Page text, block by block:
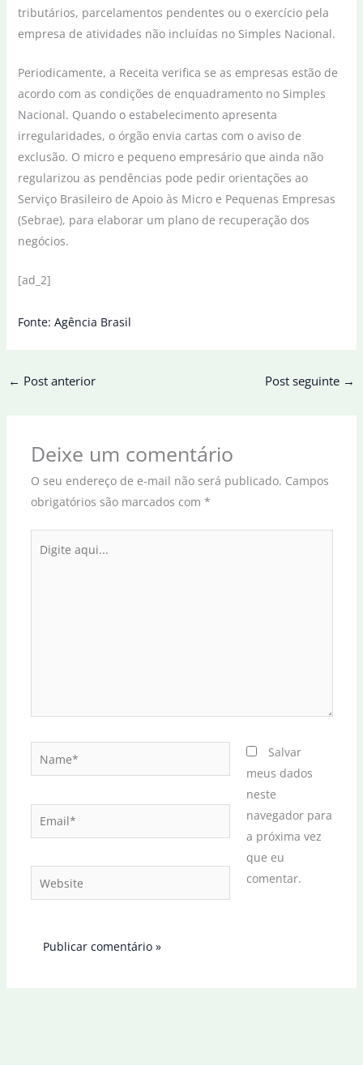
tributários, parcelamentos pendentes ou o exercício pela
empresa de atividades não incluídas no Simples Nacional.
Periodicamente, a Receita verifica se as empresas estão de
acordo com as condições de enquadramento no Simples
Nacional. Quando o estabelecimento apresenta
irregularidades, o órgão envia cartas com o aviso de
exclusão. O micro e pequeno empresário que ainda não
regularizou as pendências pode pedir orientações ao
Serviço Brasileiro de Apoio às Micro e Pequenas Empresas
(Sebrae), para elaborar um plano de recuperação dos
negócios.
[ad_2]
Fonte: Agência Brasil
← Post anterior Post seguinte →
Deixe um comentário
O seu endereço de e-mail não será publicado. Campos
obrigatórios são marcados com *
aqui...
Email*
Website
Salvar
meus dados
neste
navegador para
a próxima vez
que eu
comentar.